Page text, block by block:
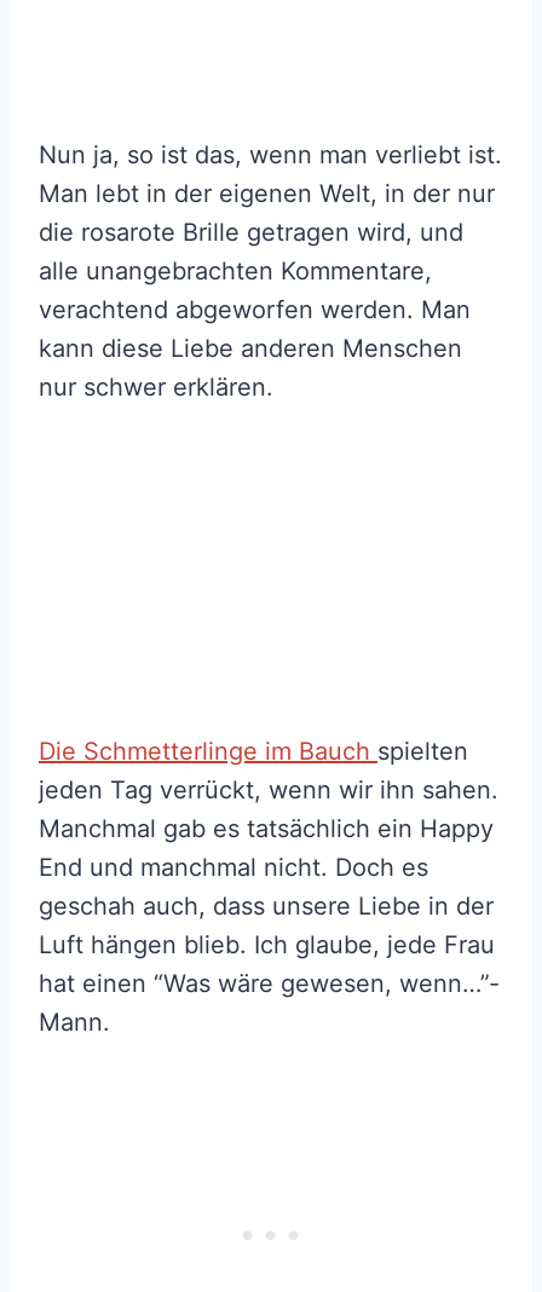
Nun ja, so ist das, wenn man verliebt ist.
Man lebt in der eigenen Welt, in der nur
die rosarote Brille getragen wird, und
alle unangebrachten Kommentare,
verachtend abgeworfen werden. Man
kann diese Liebe anderen Menschen
nur schwer erklären.
Die Schmetterlinge im Bauch spielten
jeden Tag verrückt, wenn wir ihn sahen.
Manchmal gab es tatsächlich ein Happy
End und manchmal nicht. Doch es
geschah auch, dass unsere Liebe in der
Luft hängen blieb. Ich glaube, jede Frau
hat einen “Was wäre gewesen, wenn…”-
Mann.